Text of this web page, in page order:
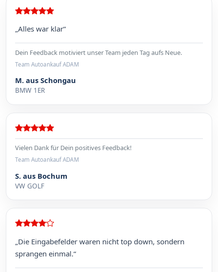
„Alles war klar“
Dein Feedback motiviert unser Team jeden Tag aufs Neue.
Team Autoankauf ADAM
M. aus Schongau
BMW 1ER
Vielen Dank für Dein positives Feedback!
Team Autoankauf ADAM
S. aus Bochum
VW GOLF
„Die Eingabefelder waren nicht top down, sondern
sprangen einmal.“